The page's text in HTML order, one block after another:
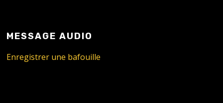
MESSAGE AUDIO
Enregistrer une bafouille